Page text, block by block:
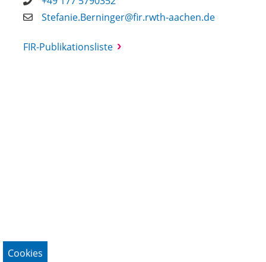
Stefanie.Berninger@fir.rwth-aachen.de
FIR-Publikationsliste
Cookies